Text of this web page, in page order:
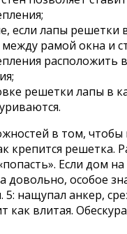
если лапы решетки
между рамой окна и
расположить
решетки лапы в
в том, чтобы
крепится решетка.
Если дом
довольно, особое
5: нащупал анкер,
как влитая.